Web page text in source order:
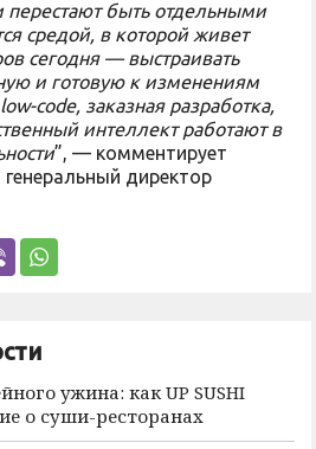
быть отдельными
средой, в которой живет
сегодня — выстраивать
и готовую к изменениям
code, заказная разработка,
интеллект работают в
”, — комментирует
директор
ужина: как UP SUSHI
о суши-ресторанах